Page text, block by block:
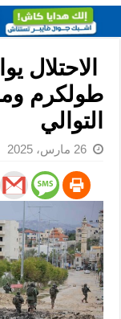
التوالي
26 مارس، 2025